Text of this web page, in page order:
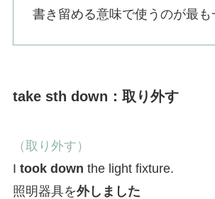
書き留める意味で使うのが最も
take sth down：取り外す
（取り外す）
I took down the light fixture.
照明器具を外しました